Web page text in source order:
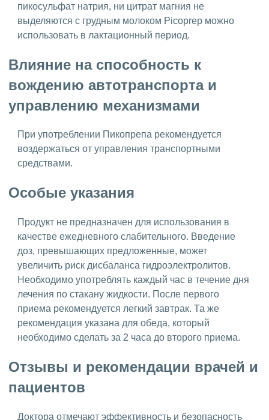
пикосульфат натрия, ни цитрат магния не
выделяются с грудным молоком Picoprep можно
использовать в лактационный период.
Влияние на способность к
вождению автотранспорта и
управлению механизмами
При употреблении Пикопрепа рекомендуется
воздержаться от управления транспортными
средствами.
Особые указания
Продукт не предназначен для использования в
качестве ежедневного слабительного. Введение
доз, превышающих предложенные, может
увеличить риск дисбаланса гидроэлектролитов.
Необходимо употреблять каждый час в течение дня
лечения по стакану жидкости. После первого
приема рекомендуется легкий завтрак. Та же
рекомендация указана для обеда, который
необходимо сделать за 2 часа до второго приема.
Отзывы и рекомендации врачей и
пациентов
Доктора отмечают эффективность и безопасность